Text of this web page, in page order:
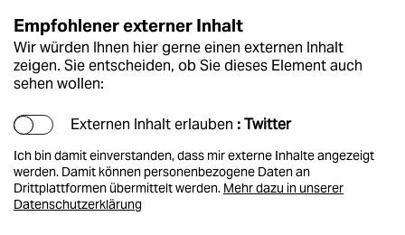
Empfohlener externer Inhalt
Wir würden Ihnen hier gerne einen externen Inhalt
zeigen. Sie entscheiden, ob Sie dieses Element auch
sehen wollen:
Externen Inhalt erlauben : Twitter
Ich bin damit einverstanden, dass mir externe Inhalte angezeigt
werden. Damit können personenbezogene Daten an
Drittplattformen übermittelt werden. Mehr dazu in unserer
Datenschutzerklärung